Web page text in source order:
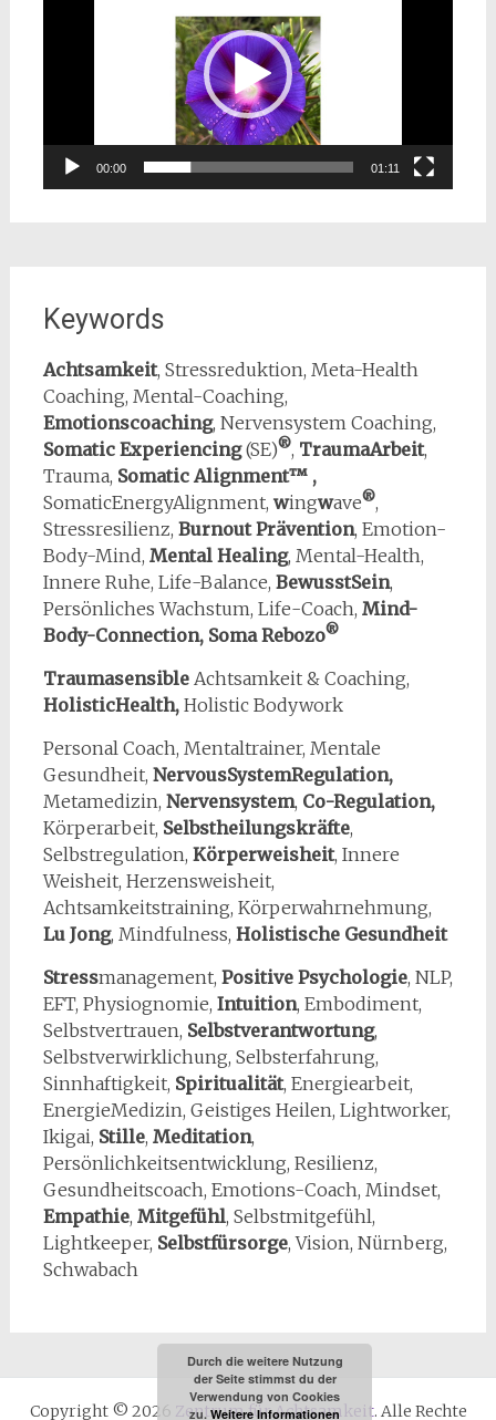
00:00 01:11
Keywords
Achtsamkeit, Stressreduktion, Meta-Health
Coaching, Mental-Coaching,
Emotionscoaching, Nervensystem Coaching,
Somatic Experiencing(SE)®, TraumaArbeit,
Trauma, Somatic Alignment™ ,
SomaticEnergyAlignment, wingwave®,
Stressresilienz, Burnout Prävention, Emotion-
Body-Mind, Mental Healing, Mental-Health,
Innere Ruhe, Life-Balance, BewusstSein,
Persönliches Wachstum, Life-Coach, Mind-
Body-Connection, Soma Rebozo®
TraumasensibleAchtsamkeit & Coaching,
HolisticHealth, Holistic Bodywork
Personal Coach, Mentaltrainer, Mentale
Gesundheit, NervousSystemRegulation,
Metamedizin, Nervensystem, Co-Regulation,
Körperarbeit, Selbstheilungskräfte,
Selbstregulation, Körperweisheit, Innere
Weisheit, Herzensweisheit,
Achtsamkeitstraining, Körperwahrnehmung,
Lu Jong, Mindfulness, Holistische Gesundheit
Stressmanagement, Positive Psychologie, NLP,
EFT, Physiognomie, Intuition, Embodiment,
Selbstvertrauen, Selbstverantwortung,
Selbstverwirklichung, Selbsterfahrung,
Sinnhaftigkeit, Spiritualität, Energiearbeit,
EnergieMedizin, Geistiges Heilen, Lightworker,
Ikigai, Stille, Meditation,
Persönlichkeitsentwicklung, Resilienz,
Gesundheitscoach, Emotions-Coach, Mindset,
Empathie, Mitgefühl, Selbstmitgefühl,
Lightkeeper, Selbstfürsorge, Vision, Nürnberg,
Schwabach
Copyright © 2026 Zentrum für Achtsamkeit. Alle Rechte
Durch die weitere Nutzung
der Seite stimmst du der
Verwendung von Cookies
zu.Weitere Informationen